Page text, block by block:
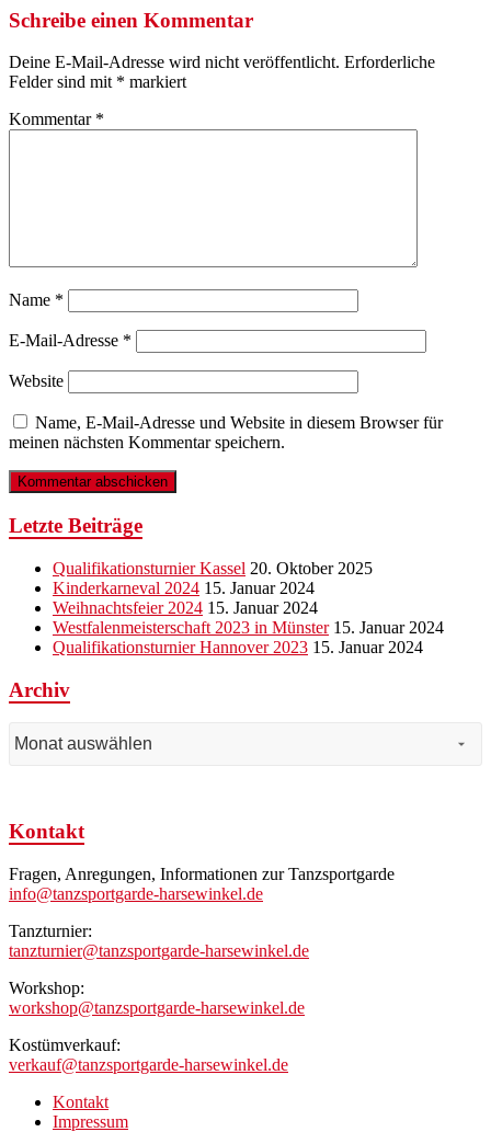
Schreibe einen Kommentar
Deine E-Mail-Adresse wird nicht veröffentlicht. Erforderliche
Felder sind mit * markiert
Kommentar *
Name *
E-Mail-Adresse *
Website
Name, E-Mail-Adresse und Website in diesem Browser für
meinen nächsten Kommentar speichern.
Letzte Beiträge
Qualifikationsturnier Kassel 20. Oktober 2025
Kinderkarneval 2024 15. Januar 2024
Weihnachtsfeier 2024 15. Januar 2024
Westfalenmeisterschaft 2023 in Münster 15. Januar 2024
Qualifikationsturnier Hannover 2023 15. Januar 2024
Archiv
Kontakt
Fragen, Anregungen, Informationen zur Tanzsportgarde
info@tanzsportgarde-harsewinkel.de
Tanzturnier:
tanzturnier@tanzsportgarde-harsewinkel.de
Workshop:
workshop@tanzsportgarde-harsewinkel.de
Kostümverkauf:
verkauf@tanzsportgarde-harsewinkel.de
Kontakt
Impressum